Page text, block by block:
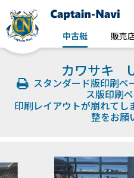
中古艇 販売
カワサキ
スタンダード版印刷ペ
ス版印刷
印刷レイアウトが崩れてし
整をお願